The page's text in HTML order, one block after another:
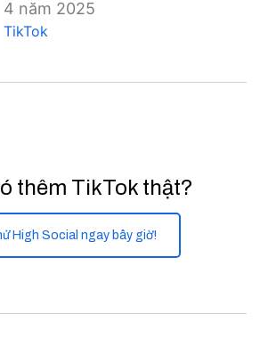
4 năm 2025
TikTok
thêm TikTok thật?
High Social ngay bây giờ!